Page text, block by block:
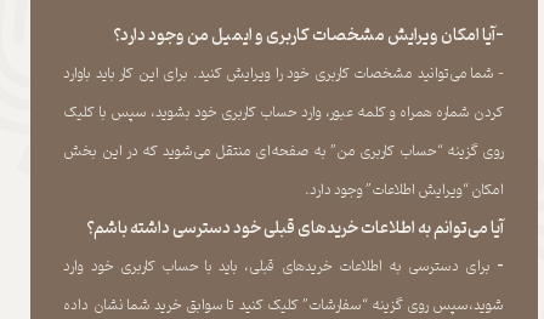
-آیا امکان ویرایش مشخصات کاربری و ایمیل من وجود دارد؟
- شما می‏‌توانید مشخصات کاربری خود را ویرایش کنید. برای این کار باید باوارد
کردن شماره همراه و کلمه عبور، وارد حساب کاربری خود بشوید، سپس با کلیک
روی گزینه “حساب کاربری من” به صفحه‏‌ای منتقل می‏‌شوید که در این بخش
امکان “ویرایش اطلاعات” وجود دارد.​​​​​​​
آیا می‌‏توانم به اطلاعات خریدهای قبلی خود دسترسی داشته باشم؟
​​​​​​​- برای دسترسی به اطلاعات خریدهای قبلی، باید با حساب کاربری خود وارد
شوید،سپس روی گزینه “سفارشات” کلیک کنید تا سوابق خرید شما نشان داده